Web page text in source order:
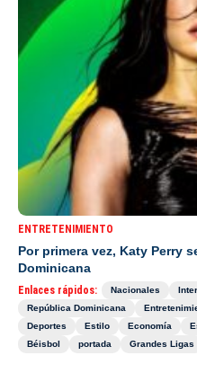
ENTRETENIMIENTO
Por primera vez, Katy Perry
Dominicana
Enlaces rápidos: Nacionales
República Dominicana
Deportes
Estilo Economía
Béisbol
portada Grandes Ligas